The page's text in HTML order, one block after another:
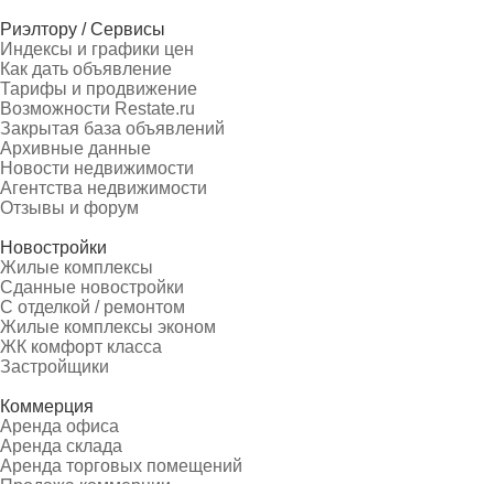
Риэлтору / Сервисы
Индексы и графики цен
Как дать объявление
Тарифы и продвижение
Возможности Restate.ru
Закрытая база объявлений
Архивные данные
Новости недвижимости
Агентства недвижимости
Отзывы и форум
Новостройки
Жилые комплексы
Сданные новостройки
С отделкой / ремонтом
Жилые комплексы эконом
ЖК комфорт класса
Застройщики
Коммерция
Аренда офиса
Аренда склада
Аренда торговых помещений